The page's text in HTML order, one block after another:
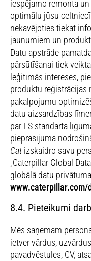
iespējamo remonta
optimālu jūsu
nekavējoties tiekat
jaunumiem un
Datu apstrāde
pārsūtīšanai tiek
leģitīmās intereses,
produktu reģistrācijas
pakalpojumu
datu aizsardzības
par ES standarta
pieprasījuma
Cat izskaidro savu
„Caterpillar Global
globālā datu
www.caterpillar.com/
8.4. Pieteikumi
Mēs saņemam
ietver vārdus,
pavadvēstules, CV,